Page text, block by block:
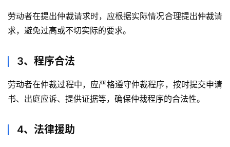
劳动者在提出仲裁请求时，应根据实际情况合理提出仲裁请
求，避免过高或不切实际的要求。
3、程序合法
劳动者在仲裁过程中，应严格遵守仲裁程序，按时提交申请
书、出庭应诉、提供证据等，确保仲裁程序的合法性。
4、法律援助